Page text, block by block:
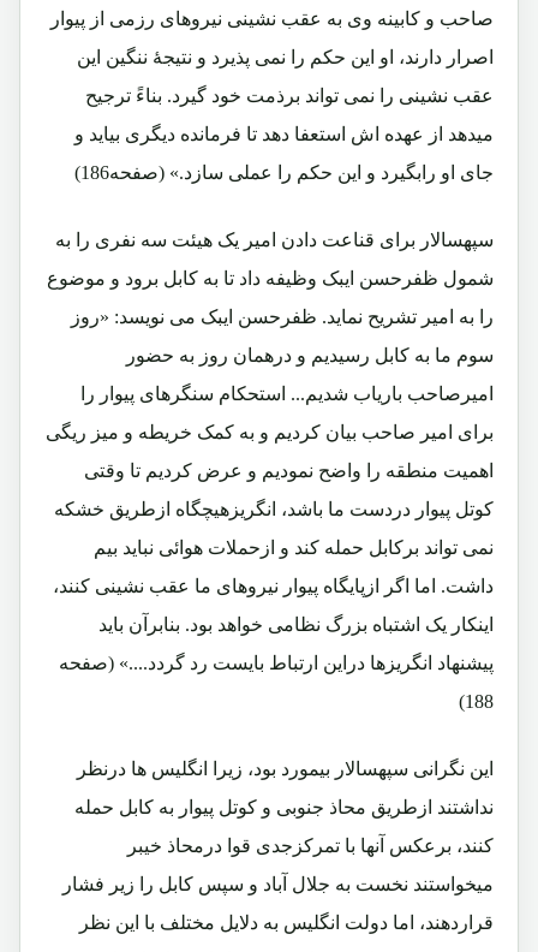
صاحب و کابینه وی به عقب نشینی نیروهای رزمی از پیوار
اصرار دارند، او این حکم را نمی پذیرد و نتیجۀ ننگین این
عقب نشینی را نمی تواند برذمت خود گیرد. بناءً ترجیح
میدهد از عهده اش استعفا دهد تا فرمانده دیگری بیاید و
جای او رابگیرد و این حکم را عملی سازد.» (صفحه186)
سپهسالار برای قناعت دادن امیر یک هیئت سه نفری را به
شمول ظفرحسن ایبک وظیفه داد تا به کابل برود و موضوع
را به امیر تشریح نماید. ظفرحسن ایبک می نویسد: «روز
سوم ما به کابل رسیدیم و درهمان روز به حضور
امیرصاحب باریاب شدیم... استحکام سنگرهای پیوار را
برای امیر صاحب بیان کردیم و به کمک خریطه و میز ریگی
اهمیت منطقه را واضح نمودیم و عرض کردیم تا وقتی
کوتل پیوار دردست ما باشد، انگریزهیچگاه ازطریق خشکه
نمی تواند برکابل حمله کند و ازحملات هوائی نباید بیم
داشت. اما اگر ازپایگاه پیوار نیروهای ما عقب نشینی کنند،
اینکار یک اشتباه بزرگ نظامی خواهد بود. بنابرآن باید
پیشنهاد انگریزها دراین ارتباط بایست رد گردد....» (صفحه
188)
این نگرانی سپهسالار بیمورد بود، زیرا انگلیس ها درنظر
نداشتند ازطریق محاذ جنوبی و کوتل پیوار به کابل حمله
کنند، برعکس آنها با تمرکزجدی قوا درمحاذ خیبر
میخواستند نخست به جلال آباد و سپس کابل را زیر فشار
قراردهند، اما دولت انگلیس به دلایل مختلف با این نظر